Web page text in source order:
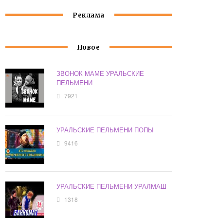
Реклама
Новое
ЗВОНОК МАМЕ УРАЛЬСКИЕ
ПЕЛЬМЕНИ
7921
УРАЛЬСКИЕ ПЕЛЬМЕНИ ПОПЫ
9416
УРАЛЬСКИЕ ПЕЛЬМЕНИ УРАЛМАШ
1318